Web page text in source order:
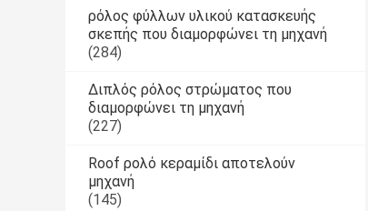
ρόλος φύλλων υλικού κατασκευής
σκεπής που διαμορφώνει τη μηχανή
(284)
Διπλός ρόλος στρώματος που
διαμορφώνει τη μηχανή
(227)
Roof ρολό κεραμίδι αποτελούν
μηχανή
(145)